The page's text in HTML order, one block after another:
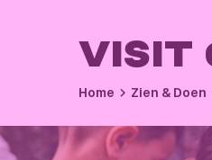
VISIT
Home Zien & Doen